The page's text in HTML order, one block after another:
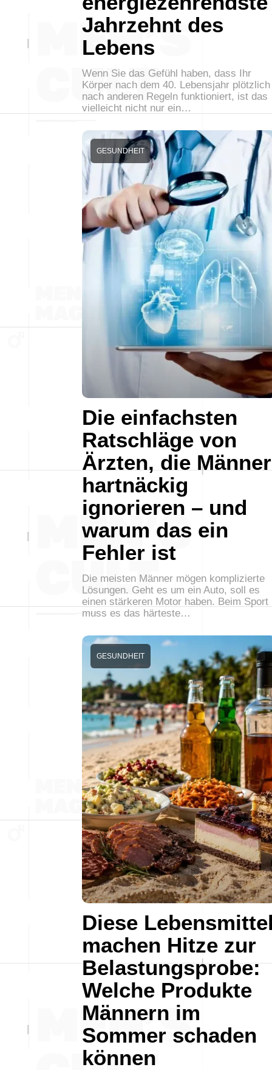
Jahrzehnt des
Lebens
Wenn Sie das Gefühl haben, dass Ihr
Körper nach dem 40. Lebensjahr plötzlich
nach anderen Regeln funktioniert, ist das
vielleicht nicht nur ein…
Die einfachsten
Ratschläge von
Ärzten, die Männer
hartnäckig
ignorieren – und
warum das ein
Fehler ist
GESUNDHEIT
Die meisten Männer mögen komplizierte
Lösungen. Geht es um ein Auto, soll es
einen stärkeren Motor haben. Beim Sport
muss es das härteste…
Diese
machen Hitze zur
Belastungsprobe:
Welche Produkte
Männern im
Sommer schaden
können
GESUNDHEIT